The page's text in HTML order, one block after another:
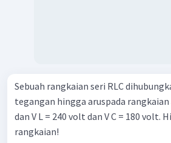
Sebuah rangkaian seri RLC
tegangan hingga aruspada rangkaian
dan V L = 240 volt dan V C = 180 volt.
rangkaian!